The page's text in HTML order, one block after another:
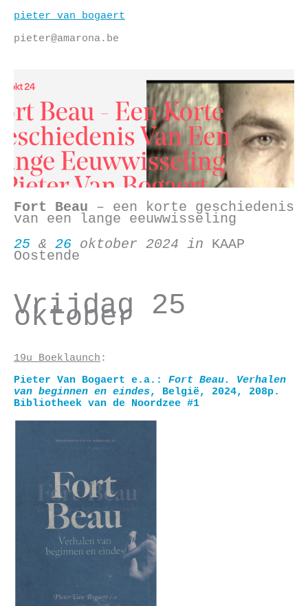
pieter van bogaert
pieter@amarona.be
Fort Beau – een korte geschiedenis
van een lange eeuwwisseling
25 & 26 oktober 2024 in KAAP
Oostende
Vrijdag 25
oktober
19u Boeklaunch :
Pieter Van Bogaert e.a.: Fort Beau. Verhalen
van beginnen en eindes, België, 2024, 208p.
Bibliotheek van de Noordzee #1